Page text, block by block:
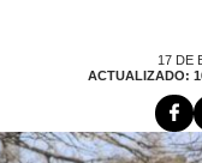
17 DE
ACTUALIZADO: